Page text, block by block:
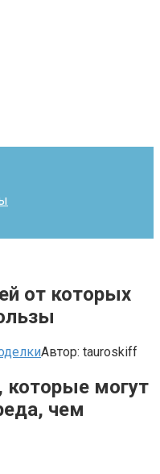
от которых
Автор: tauroskiff
которые могут
чем